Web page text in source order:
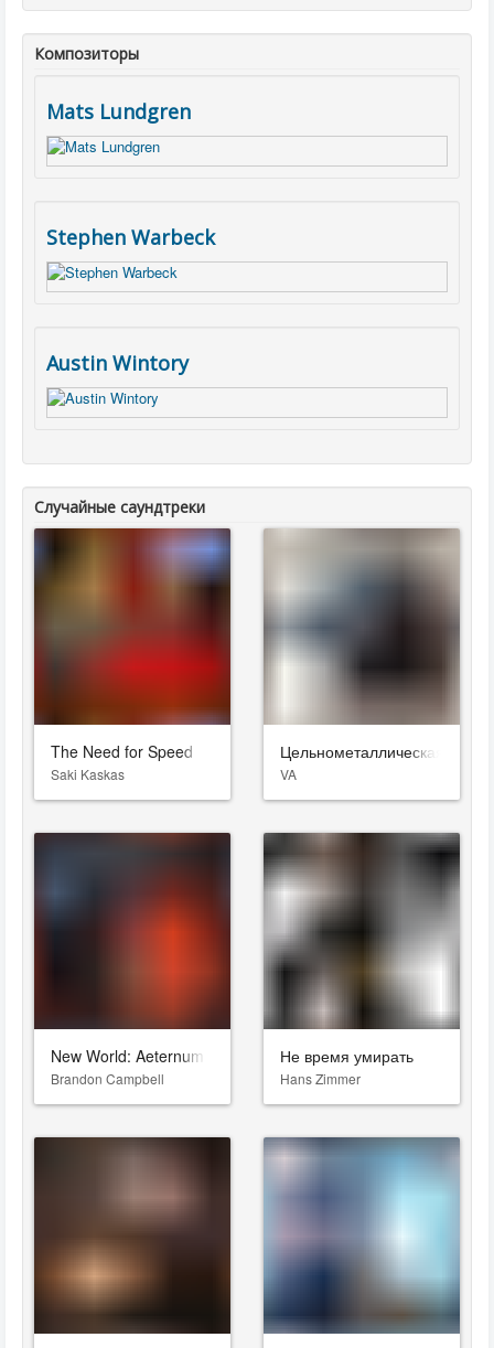
Композиторы
Mats Lundgren
Stephen Warbeck
Austin Wintory
Случайные саундтреки
The Need for Speed
Saki Kaskas
Цельнометаллическая
VA
New World: Aeternum
Brandon Campbell
Не время умирать
Hans Zimmer